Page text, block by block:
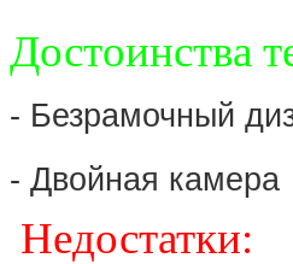
Достоинства
- Безрамочный
- Двойная камера
Недостатки: